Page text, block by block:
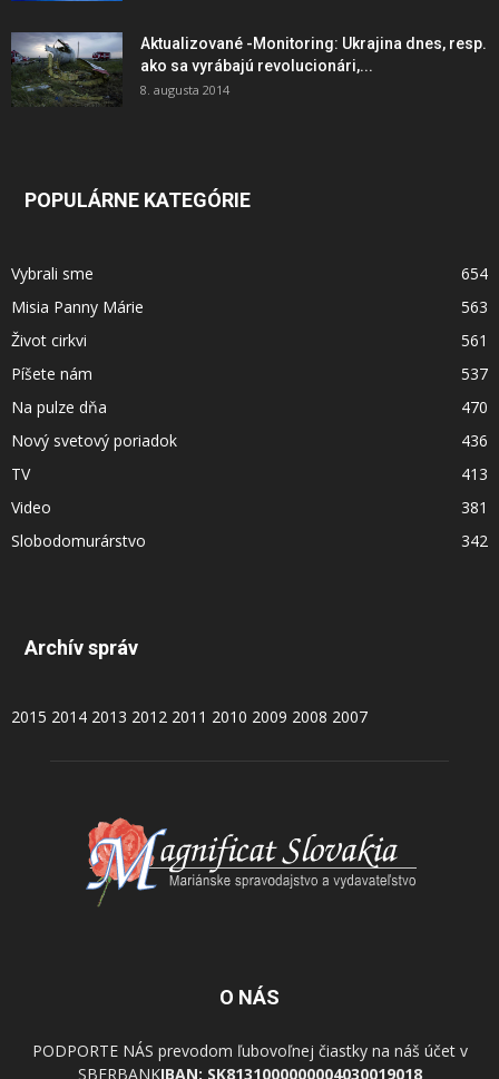
Aktualizované -Monitoring: Ukrajina dnes, resp.
ako sa vyrábajú revolucionári,...
8. augusta 2014
POPULÁRNE KATEGÓRIE
Vybrali sme
654
Misia Panny Márie
563
Život cirkvi
561
Píšete nám
537
Na pulze dňa
470
Nový svetový poriadok
436
TV
413
Video
381
Slobodomurárstvo
342
Archív správ
2015 2014 2013 2012 2011 2010 2009 2008 2007
O NÁS
PODPORTE NÁS prevodom ľubovoľnej čiastky na náš účet v
SBERBANKIBAN: SK8131000000004030019018